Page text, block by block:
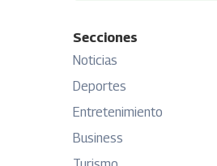
Secciones
Noticias
Deportes
Entretenimiento
Business